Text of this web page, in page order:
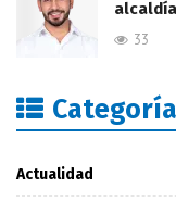
33
Actualidad